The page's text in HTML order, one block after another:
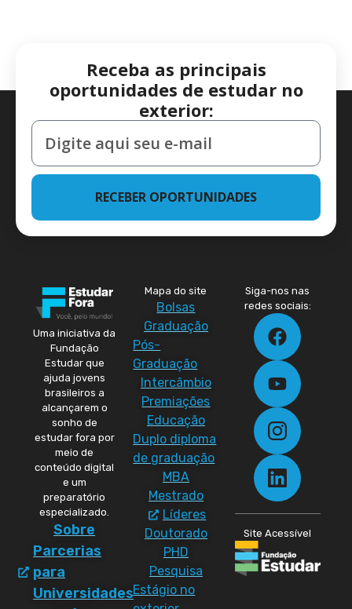
Receba as principais
oportunidades de estudar no
exterior:
RECEBER OPORTUNIDADES
Uma iniciativa da
Fundação
Estudar que
ajuda jovens
brasileiros a
alcançarem o
sonho de
estudar fora por
meio de
conteúdo digital
e um
preparatório
especializado.
Sobre
Parcerias
para
Universidades
Mapa do site
Bolsas
Graduação
Pós-
Graduação
Intercâmbio
Premiações
Educação
Duplo diploma
de graduação
MBA
Mestrado
Líderes
Doutorado
PHD
Pesquisa
Estágio no
Siga-nos nas
redes sociais:
Site Acessível